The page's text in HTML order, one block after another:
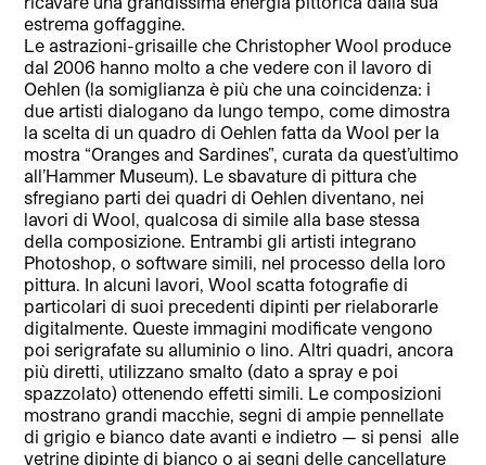
estrema goffaggine.
Le astrazioni-grisaille che Christopher Wool produce
dal 2006 hanno molto a che vedere con il lavoro di
Oehlen (la somiglianza è più che una coincidenza: i
due artisti dialogano da lungo tempo, come dimostra
la scelta di un quadro di Oehlen fatta da Wool per la
mostra “Oranges and Sardines”, curata da quest’ultimo
all’Hammer Museum). Le sbavature di pittura che
sfregiano parti dei quadri di Oehlen diventano, nei
lavori di Wool, qualcosa di simile alla base stessa
della composizione. Entrambi gli artisti integrano
Photoshop, o software simili, nel processo della loro
pittura. In alcuni lavori, Wool scatta fotografie di
particolari di suoi precedenti dipinti per rielaborarle
digitalmente. Queste immagini modificate vengono
poi serigrafate su alluminio o lino. Altri quadri, ancora
più diretti, utilizzano smalto (dato a spray e poi
spazzolato) ottenendo effetti simili. Le composizioni
mostrano grandi macchie, segni di ampie pennellate
di grigio e bianco date avanti e indietro — si pensi alle
vetrine dipinte di bianco o ai segni delle cancellature